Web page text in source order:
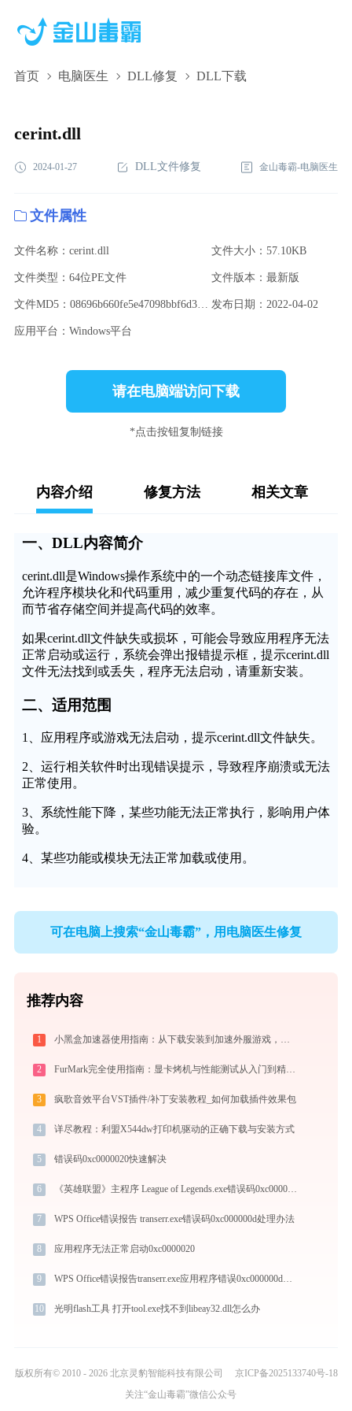
首页 电脑医生 DLL修复 DLL下载
cerint.dll,cerint.dll下载,cerint.dll修复
cerint.dll
2024-01-27 DLL文件修复 金山毒霸-电脑医生
文件属性
文件名称：cerint.dll 文件大小：57.10KB
文件类型：64位PE文件 文件版本：最新版
文件MD5：08696b660fe5e47098bbf6d379fac923 发布日期：2022-04-02
应用平台：Windows平台
请在电脑端访问下载
*点击按钮复制链接
内容介绍 修复方法 相关文章
一、DLL内容简介
cerint.dll是Windows操作系统中的一个动态链接库文件，
允许程序模块化和代码重用，减少重复代码的存在，从
而节省存储空间并提高代码的效率。
如果cerint.dll文件缺失或损坏，可能会导致应用程序无法
正常启动或运行，系统会弹出报错提示框，提示cerint.dll
文件无法找到或丢失，程序无法启动，请重新安装。
二、适用范围
1、应用程序或游戏无法启动，提示cerint.dll文件缺失。
2、运行相关软件时出现错误提示，导致程序崩溃或无法
正常使用。
3、系统性能下降，某些功能无法正常执行，影响用户体
验。
4、某些功能或模块无法正常加载或使用。
可在电脑上搜索“金山毒霸”，用电脑医生修复
推荐内容
1 小黑盒加速器使用指南：从下载安装到加速外服游戏，免费版够用吗
2 FurMark完全使用指南：显卡烤机与性能测试从入门到精通（2026最新）
3 疯歌音效平台VST插件/补丁安装教程_如何加载插件效果包
4 详尽教程：利盟X544dw打印机驱动的正确下载与安装方式
5 错误码0xc0000020快速解决
6 《英雄联盟》主程序 League of Legends.exe错误码0xc0000005处理办法
7 WPS Office错误报告 transerr.exe错误码0xc000000d处理办法
8 应用程序无法正常启动0xc0000020
9 WPS Office错误报告transerr.exe应用程序错误0xc000000d解决方法
10 光明flash工具 打开tool.exe找不到libeay32.dll怎么办
版权所有© 2010 - 2026 北京灵豹智能科技有限公司
京ICP备2025133740号-18
关注“金山毒霸”微信公众号